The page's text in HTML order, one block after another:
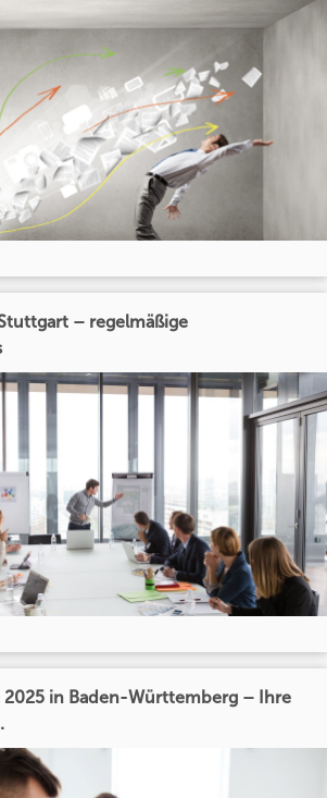
– regelmäßige
2025 in Baden-Württemberg – Ihre